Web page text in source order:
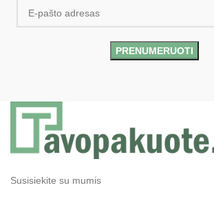
Susisiekite su mumis